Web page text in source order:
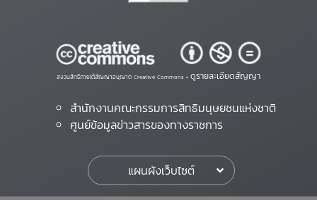
สงวนสิทธิ์ภายใต้สัญญาอนุญาต Creative Commons • ดูรายละเอียดสัญญา
สำนักงานคณะกรรมการสิทธิมนุษยชนแห่งชาติ
ศูนย์ข้อมูลข่าวสารของทางราชการ
แผนผังเว็บไซต์